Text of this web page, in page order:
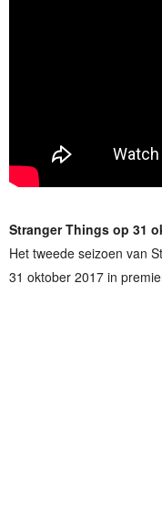
Stranger Things op 31
Het tweede seizoen van
31 oktober 2017 in